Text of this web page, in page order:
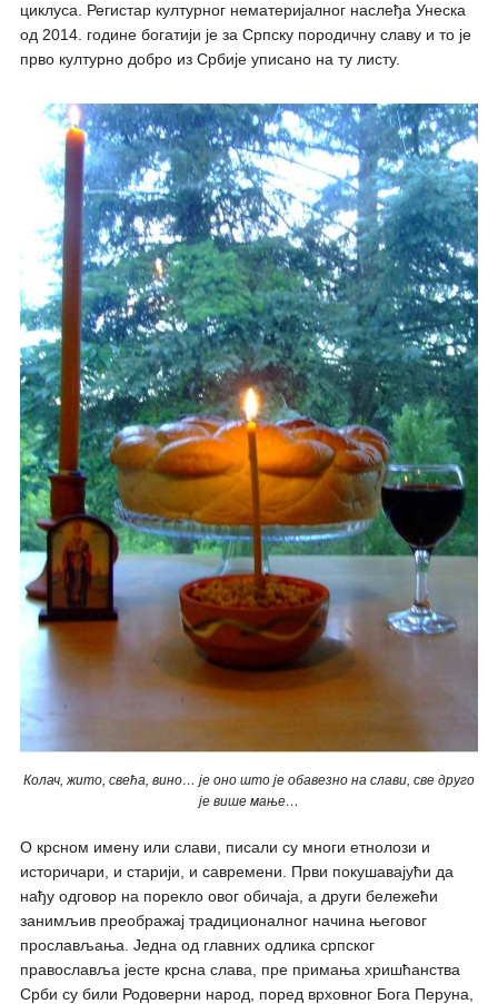
циклуса. Регистар културног нематеријалног наслеђа Унеска
од 2014. године богатији је за Српску породичну славу и то је
прво културно добро из Србије уписано на ту листу.
Колач, жито, свећа, вино… је оно што је обавезно на слави, све друго
је више мање…
О крсном имену или слави, писали су многи етнолози и
историчари, и старији, и савремени. Први покушавајући да
нађу одговор на порекло овог обичаја, а други бележећи
занимљив преображај традиционалног начина његовог
прослављања. Једна од главних одлика српског
православља јесте крсна слава, пре примања хришћанства
Срби су били Родоверни народ, поред врховног Бога Перуна,